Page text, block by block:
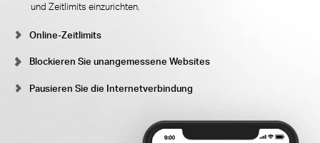
und Zeitlimits einzurichten.
Online-Zeitlimits
Blockieren Sie unangemessene Websites
Pausieren Sie die Internetverbindung